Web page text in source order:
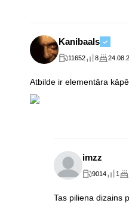
Kanibaals
11652 8
Atbilde ir elementāra
imzz
9014 1
Tas piliena dizains